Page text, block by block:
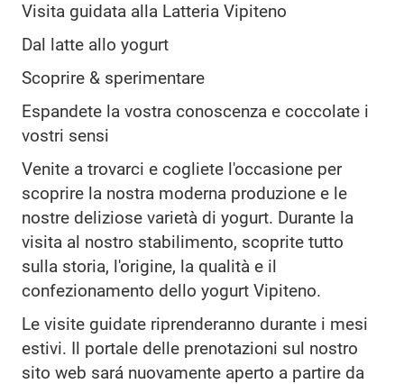
Visita guidata alla Latteria Vipiteno
Dal latte allo yogurt
Scoprire & sperimentare
Espandete la vostra conoscenza e coccolate i
vostri sensi
Venite a trovarci e cogliete l'occasione per
scoprire la nostra moderna produzione e le
nostre deliziose varietà di yogurt. Durante la
visita al nostro stabilimento, scoprite tutto
sulla storia, l'origine, la qualità e il
confezionamento dello yogurt Vipiteno.
Le visite guidate riprenderanno durante i mesi
estivi. Il portale delle prenotazioni sul nostro
sito web sará nuovamente aperto a partire da